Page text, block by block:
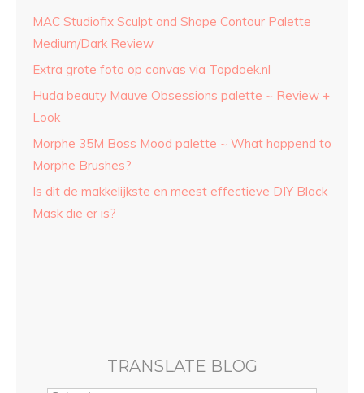
MAC Studiofix Sculpt and Shape Contour Palette
Medium/Dark Review
Extra grote foto op canvas via Topdoek.nl
Huda beauty Mauve Obsessions palette ~ Review +
Look
Morphe 35M Boss Mood palette ~ What happend to
Morphe Brushes?
Is dit de makkelijkste en meest effectieve DIY Black
Mask die er is?
TRANSLATE BLOG